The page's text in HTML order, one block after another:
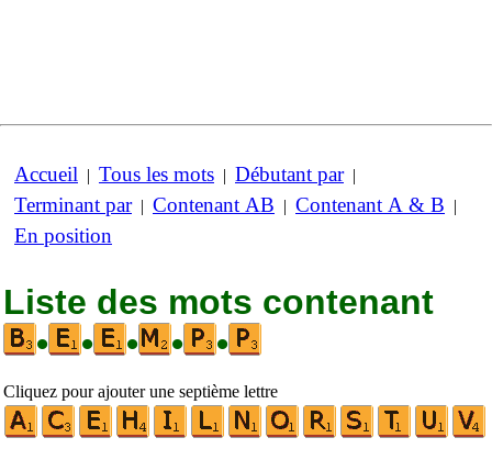
Accueil | Tous les mots | Débutant par|
Terminant par| Contenant AB | Contenant A & B |
En position
Liste des mots contenant
•
• • • •
Cliquez pour ajouter une septième lettre